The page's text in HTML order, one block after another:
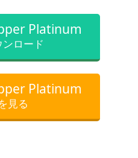
Platinum
ロード
Platinum
見る